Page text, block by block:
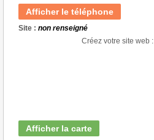
Afficher le téléphone
Site : non renseigné
Créez votre site web :
Afficher la carte